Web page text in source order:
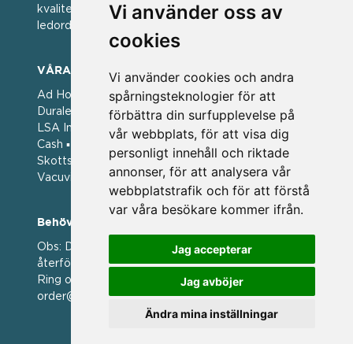
Vi använder oss av
cookies
Vi använder cookies och andra
spårningsteknologier för att
förbättra din surfupplevelse på
vår webbplats, för att visa dig
personligt innehåll och riktade
annonser, för att analysera vår
webbplatstrafik och för att förstå
var våra besökare kommer ifrån.
Jag accepterar
Jag avböjer
Ändra mina inställningar
kvalitet. För oss har kvalitet alltid varit ett av
ledorden och som styrt vår verksamhet.
VÅRA VARUMÄRKEN
Ad Hoc ▪ Bialetti ▪ Cole & Mason ▪ Caps Me ▪
Duralex ▪ Forged ▪ G3 Ferrari ▪ Ken Hom ▪ Kilner ▪
LSA International ▪ Laguiole Style de Vie ▪ Mason
Cash ▪ Pintinox ▪ Plate-it ▪ Price and Kengsington ▪
Skottsberg ▪ Scandinavian Home ▪ Style de Vie ▪
Vacuvin ▪ Viners ▪ Zack ▪ Zyliss
Behöver du hjälp att beställa?
Obs: Detta är en webshop enbart för våra
återförsäljare.
Ring oss på 036 369070 eller mejla till oss på
order@magasin.nu